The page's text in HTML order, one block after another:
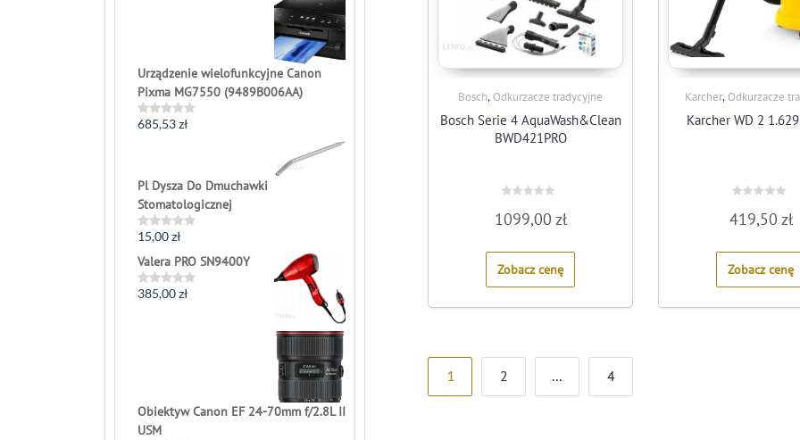
Bosch, Odkurzacze tradycyjne
Bosch Serie 4 AquaWash&Clean
BWD421PRO
0
out
5
1099,00 zł
Zobacz cenę
Karcher, Odkurzacze
Karcher WD 2
0
out
5
419,50 zł
Zobacz cenę
Stronicowanie
wpisów
1 2 … 4
Urządzenie wielofunkcyjne Canon
Pixma MG7550 (9489B006AA)
Rated
685,53zł
Pl Dysza Do Dmuchawki
Stomatologicznej
Rated
out
of
5
15,00zł
Valera PRO SN9400Y
Rated
385,00zł
Obiektyw Canon EF 24-70mm f/2.8L II
USM